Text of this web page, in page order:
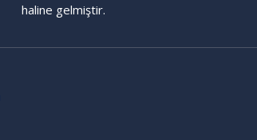
haline gelmiştir.